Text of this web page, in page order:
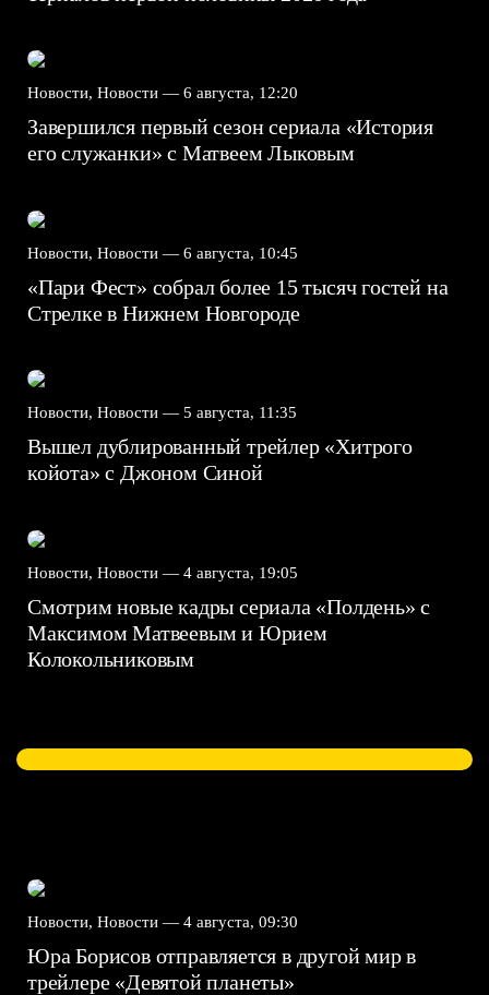
Новости, Новости — 6 августа, 12:20
Завершился первый сезон сериала «История
его служанки» с Матвеем Лыковым
Новости, Новости — 6 августа, 10:45
«Пари Фест» собрал более 15 тысяч гостей на
Стрелке в Нижнем Новгороде
Новости, Новости — 5 августа, 11:35
Вышел дублированный трейлер «Хитрого
койота» с Джоном Синой
Новости, Новости — 4 августа, 19:05
Смотрим новые кадры сериала «Полдень» с
Максимом Матвеевым и Юрием
Колокольниковым
Новости, Новости — 4 августа, 09:30
Юра Борисов отправляется в другой мир в
трейлере «Девятой планеты»